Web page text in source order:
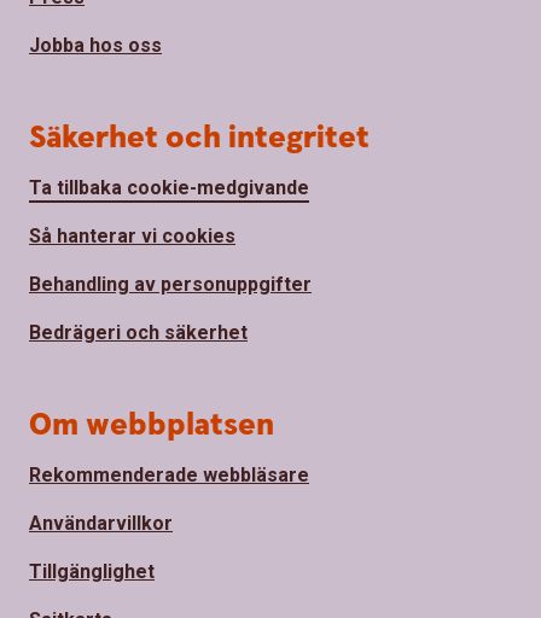
Jobba hos oss
Säkerhet och integritet
Ta tillbaka cookie-medgivande
Så hanterar vi cookies
Behandling av personuppgifter
Bedrägeri och säkerhet
Om webbplatsen
Rekommenderade webbläsare
Användarvillkor
Tillgänglighet